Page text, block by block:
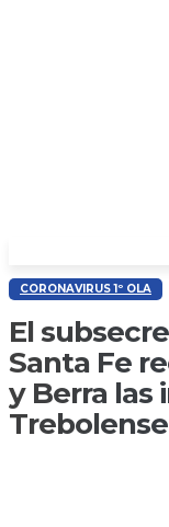
CORONAVIRUS 1º OLA
El
Santa Fe
y Berra las
Trebolense